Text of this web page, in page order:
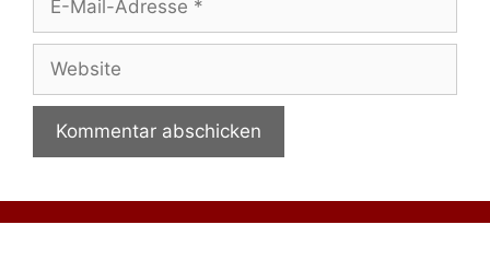
Adresse
Website